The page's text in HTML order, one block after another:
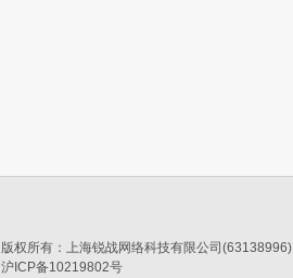
版权所有：上海锐战网络科技有限公司(63138996)
沪ICP备10219802号